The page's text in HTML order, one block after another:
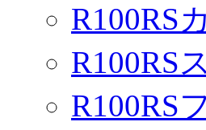
R100RS
R100RS
R100RS